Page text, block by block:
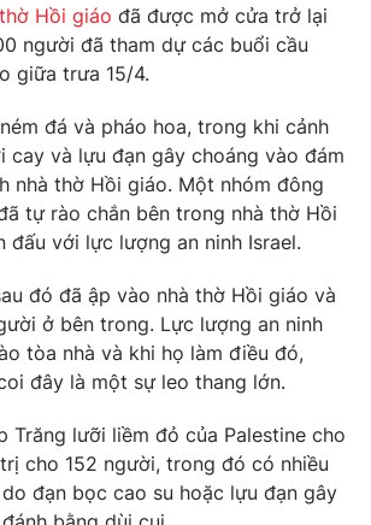
Shorts video
VTV Thể thao
Bất động sản
Tấm lòng Việt
Vươn mình bằng AI
VTV8
English
Hồi giáo đã được mở cửa trở lại
người đã tham dự các buổi cầu
giữa trưa 15/4.
đá và pháo hoa, trong khi cảnh
cay và lựu đạn gây choáng vào đám
nhà thờ Hồi giáo. Một nhóm đông
tự rào chắn bên trong nhà thờ Hồi
đấu với lực lượng an ninh Israel.
đó đã ập vào nhà thờ Hồi giáo và
ở bên trong. Lực lượng an ninh
tòa nhà và khi họ làm điều đó,
đây là một sự leo thang lớn.
Trăng lưỡi liềm đỏ của Palestine cho
cho 152 người, trong đó có nhiều
đạn bọc cao su hoặc lựu đạn gây